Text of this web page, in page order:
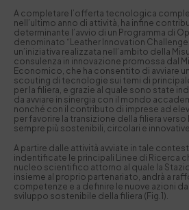
A completare l’offerta tecnologica
nell’ultimo anno di attività, ha infine
determinante l’avvio di un Programma di
denominato “Leather Innovation
un’iniziativa realizzata nell’ambito della
consulenza in innovazione promossa dal
Economico, che ha consentito di avviare
scouting di tecnologie sui temi di
per la filiera, e grazie al quale sono state
da avviare in sinergia con il mondo
nonché con il contributo di imprese ad
per favorire la transizione della filiera
sempre più sostenibili, circolari e
A partire dalle attività avviate in tale
indentificate le principali Linee di Ricerca
nucleo scientifico attorno al quale la
insieme al proprio partenariato, andrà a
competenze e a definire le nuove azioni
sviluppo sostenibile della filiera (Fig.1).